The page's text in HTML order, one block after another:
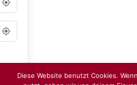
Diese Website benutzt Cookies.